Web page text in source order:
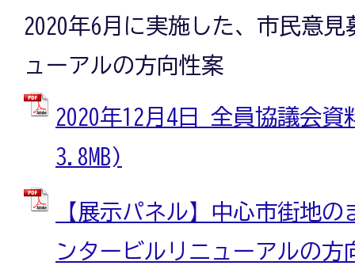
2020年6月に実施した、市民意
ューアルの方向性案
2020年12月4日 全員協議会
3.8MB)
【展示パネル】中心市街地
ンタービルリニューアルの